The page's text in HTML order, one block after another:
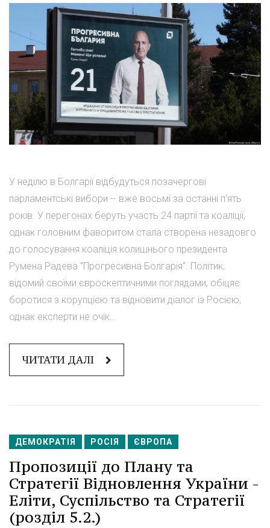
У неділю в Болгарії відбудуться позачергові
парламентські вибори -- вже восьмі за останні п'ять
років. У перегонах беруть участь 24 партії та коаліції,
однак головним фаворитом стала створена незадовго
до голосування коаліція колишнього президента
Румена Радева "Прогресивна Болгарія". Політик,
відомий своїми євроскептичними поглядами, обіцяє
боротися з корупцією та відновити діалог із Росією,
однак експерти не очік...
ЧИТАТИ ДАЛІ
ДЕМОКРАТІЯ РОСІЯ ЄВРОПА
Пропозиції до Плану та
Стратегії Відновлення України -
Еліти, Суспільство та Стратегії
(розділ 5.2.)